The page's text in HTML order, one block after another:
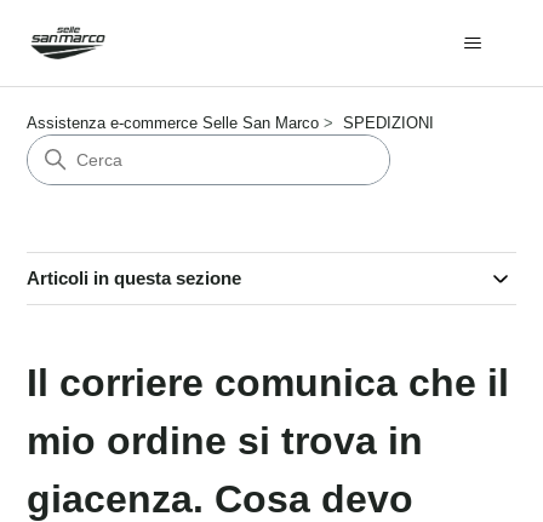
Assistenza e-commerce Selle San Marco SPEDIZIONI
Articoli in questa sezione
Il corriere comunica che il
mio ordine si trova in
giacenza. Cosa devo